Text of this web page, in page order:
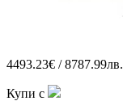
4493.23€ / 8787.99лв.
Купи с